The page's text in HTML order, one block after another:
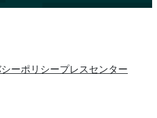
ーポリシープレスセンター